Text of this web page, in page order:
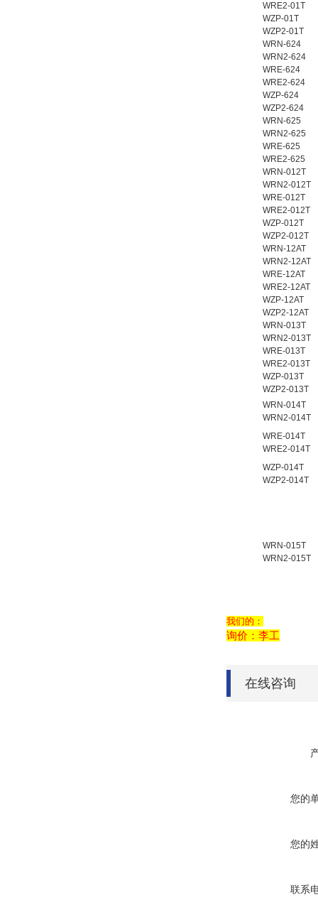
WRE2-01T
WZP-01T
WZP2-01T
WRN-624
WRN2-624
WRE-624
WRE2-624
WZP-624
WZP2-624
WRN-625
WRN2-625
WRE-625
WRE2-625
WRN-012T
WRN2-012T
WRE-012T
WRE2-012T
WZP-012T
WZP2-012T
WRN-12AT
WRN2-12AT
WRE-12AT
WRE2-12AT
WZP-12AT
WZP2-12AT
WRN-013T
WRN2-013T
WRE-013T
WRE2-013T
WZP-013T
WZP2-013T
WRN-014T
WRN2-014T
WRE-014T
WRE2-014T
WZP-014T
WZP2-014T
WRN-015T
WRN2-015T
我们的：
询价：李工
在线咨询
您的
您的
联系